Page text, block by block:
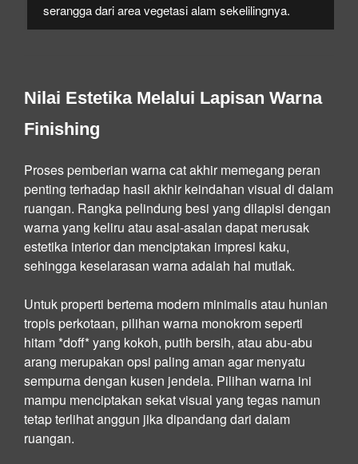
serangga dari area vegetasi alam sekelilingnya.
Nilai Estetika Melalui Lapisan Warna
Finishing
Proses pemberian warna cat akhir memegang peran
penting terhadap hasil akhir keindahan visual di dalam
ruangan. Rangka pelindung besi yang dilapisi dengan
warna yang keliru atau asal-asalan dapat merusak
estetika interior dan menciptakan impresi kaku,
sehingga keselarasan warna adalah hal mutlak.
Untuk properti bertema modern minimalis atau hunian
tropis perkotaan, pilihan warna monokrom seperti
hitam *doff* yang kokoh, putih bersih, atau abu-abu
arang merupakan opsi paling aman agar menyatu
sempurna dengan kusen jendela. Pilihan warna ini
mampu menciptakan sekat visual yang tegas namun
tetap terlihat anggun jika dipandang dari dalam
ruangan.